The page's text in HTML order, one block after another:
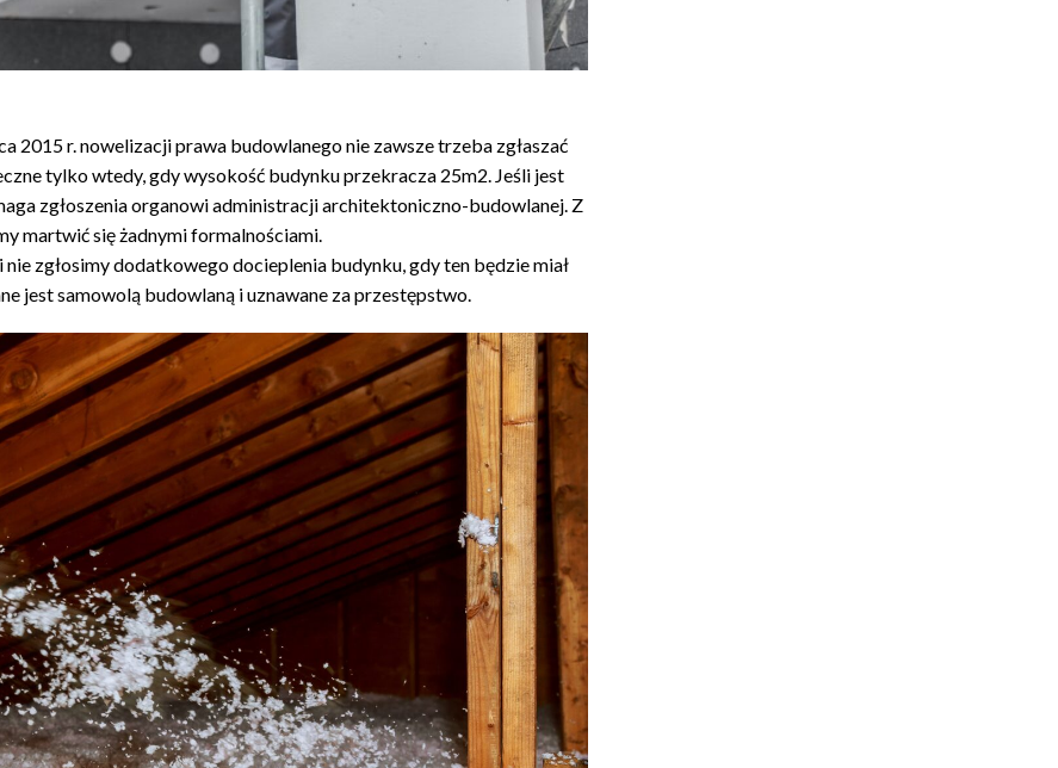
2015 r. nowelizacji prawa budowlanego nie zawsze trzeba zgłaszać
tylko wtedy, gdy wysokość budynku przekracza 25m2. Jeśli jest
zgłoszenia organowi administracji architektoniczno-budowlanej. Z
martwić się żadnymi formalnościami.
zgłosimy dodatkowego docieplenia budynku, gdy ten będzie miał
jest samowolą budowlaną i uznawane za przestępstwo.